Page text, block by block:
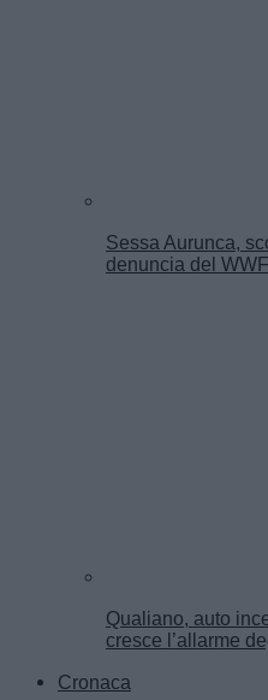
Sessa Aurunca,
denuncia del WWF
Qualiano, auto
cresce l’allarme
Cronaca